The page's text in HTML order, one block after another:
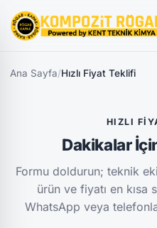
Ana Sayfa/Hızlı Fiyat Teklifi
HIZLI
Dakikalar
Formu doldurun; teknik
ürün ve fiyatı en kısa
WhatsApp veya